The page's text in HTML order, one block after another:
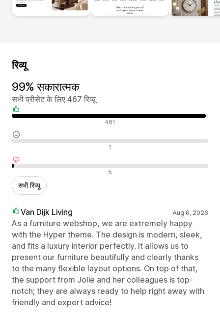
रिव्यू
99% सकारात्मक
सभी प्रीसेट के लिए 467 रिव्यू
सकारात्मक रिव्यू 461
न्यूट्रल रिव्यू 1
नकारात्मक रिव्यू 5
सभी रिव्यू
Van Dijk Living Aug 6, 2026
As a furniture webshop, we are extremely happy
with the Hyper theme. The design is modern, sleek,
and fits a luxury interior perfectly. It allows us to
present our furniture beautifully and clearly thanks
to the many flexible layout options. On top of that,
the support from Jolie and her colleagues is top-
notch; they are always ready to help right away with
friendly and expert advice!